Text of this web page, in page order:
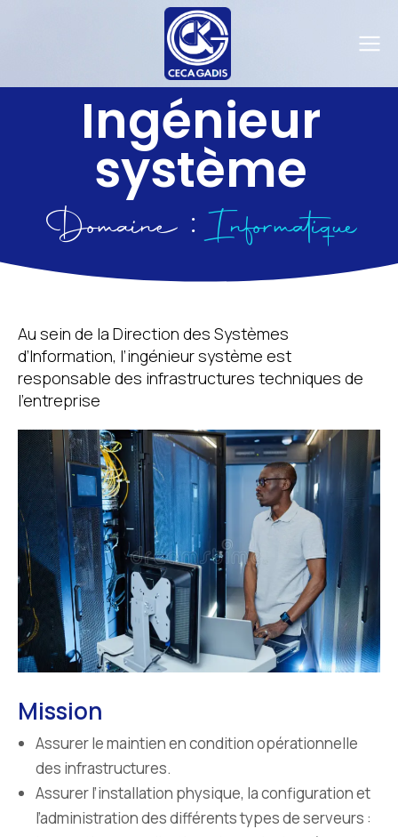
Ingénieur
système
Domaine :Informatique
Au sein de la Direction des Systèmes
d’Information, l’ingénieur système est
responsable des infrastructures techniques de
l’entreprise
Mission
Assurer le maintien en condition opérationnelle
des infrastructures.
Assurer l’installation physique, la configuration et
l’administration des différents types de serveurs :